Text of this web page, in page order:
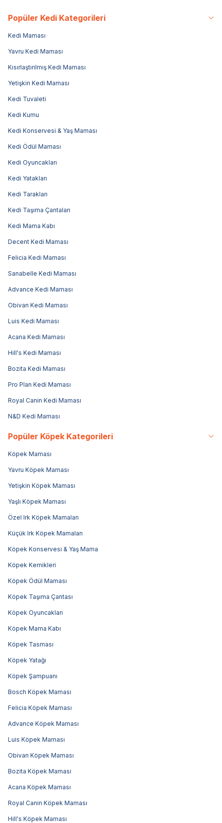
Popüler Kedi Kategorileri
Kedi Maması
Yavru Kedi Maması
Kısırlaştırılmış Kedi Maması
Yetişkin Kedi Maması
Kedi Tuvaleti
Kedi Kumu
Kedi Konservesi & Yaş Maması
Kedi Ödül Maması
Kedi Oyuncakları
Kedi Yatakları
Kedi Tarakları
Kedi Taşıma Çantaları
Kedi Mama Kabı
Decent Kedi Maması
Felicia Kedi Maması
Sanabelle Kedi Maması
Advance Kedi Maması
Obivan Kedi Maması
Luis Kedi Maması
Acana Kedi Maması
Hill's Kedi Maması
Bozita Kedi Maması
Pro Plan Kedi Maması
Royal Canin Kedi Maması
N&D Kedi Maması
Popüler Köpek Kategorileri
Köpek Maması
Yavru Köpek Maması
Yetişkin Köpek Maması
Yaşlı Köpek Maması
Özel Irk Köpek Mamaları
Küçük Irk Köpek Mamaları
Köpek Konservesi & Yaş Mama
Köpek Kemikleri
Köpek Ödül Maması
Köpek Taşıma Çantası
Köpek Oyuncakları
Köpek Mama Kabı
Köpek Tasması
Köpek Yatağı
Köpek Şampuanı
Bosch Köpek Maması
Felicia Köpek Maması
Advance Köpek Maması
Luis Köpek Maması
Obivan Köpek Maması
Bozita Köpek Maması
Acana Köpek Maması
Royal Canin Köpek Maması
Hill's Köpek Maması